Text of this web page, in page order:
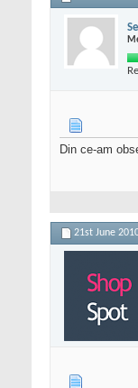
Din ce-am
21st June